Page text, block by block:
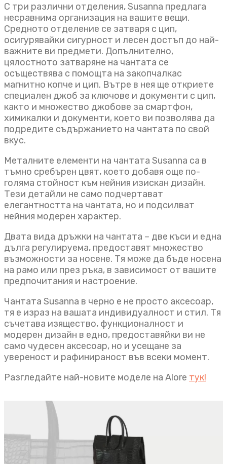
С три различни отделения, Susanna предлага
несравнима организация на вашите вещи.
Средното отделение се затваря с цип,
осигурявайки сигурност и лесен достъп до най-
важните ви предмети. Допълнително,
цялостното затваряне на чантата се
осъществява с помощта на закопчалкас
магнитно копче и цип. Вътре в нея ще откриете
специален джоб за ключове и документи с цип,
както и множество джобове за смартфон,
химикалки и документи, което ви позволява да
подредите съдържанието на чантата по свой
вкус.
Металните елементи на чантата Susanna са в
тъмно сребърен цвят, което добавя още по-
голяма стойност към нейния изискан дизайн.
Тези детайли не само подчертават
елегантността на чантата, но и подсилват
нейния модерен характер.
Двата вида дръжки на чантата – две къси и една
дълга регулируема, предоставят множество
възможности за носене. Тя може да бъде носена
на рамо или през ръка, в зависимост от вашите
предпочитания и настроение.
Чантата Susanna в черно е не просто аксесоар,
тя е израз на вашата индивидуалност и стил. Тя
съчетава изящество, функционалност и
модерен дизайн в едно, предоставяйки ви не
само чудесен аксесоар, но и усещане за
увереност и рафинираност във всеки момент.
Разгледайте най-новите моделе на Alore тук!